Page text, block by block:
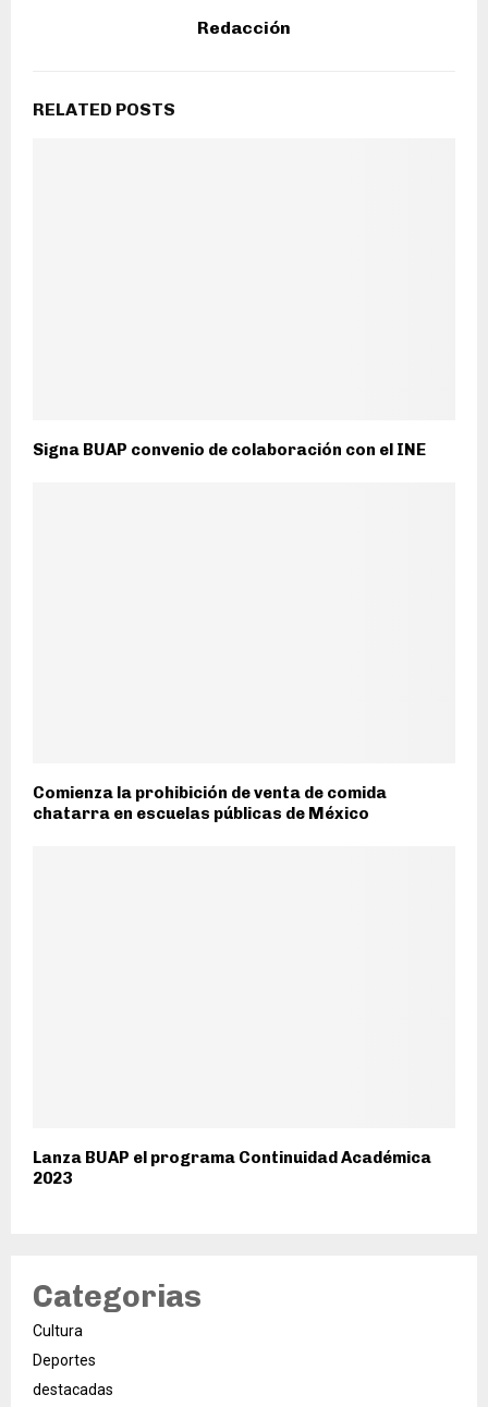
Redacción
RELATED POSTS
Signa BUAP convenio de colaboración con el INE
Comienza la prohibición de venta de comida
chatarra en escuelas públicas de México
Lanza BUAP el programa Continuidad Académica
2023
Categorias
Cultura
Deportes
destacadas